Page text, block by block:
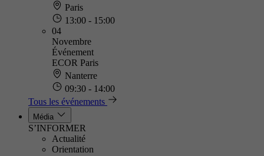
Paris
13:00 - 15:00
04
Novembre
Événement
ECOR Paris
Nanterre
09:30 - 14:00
Tous les événements
Média
S’INFORMER
Actualité
Orientation